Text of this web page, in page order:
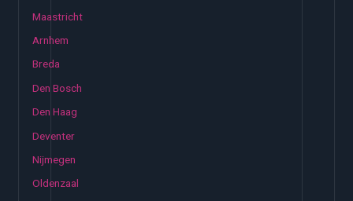
Maastricht
Arnhem
Breda
Den Bosch
Den Haag
Deventer
Nijmegen
Oldenzaal